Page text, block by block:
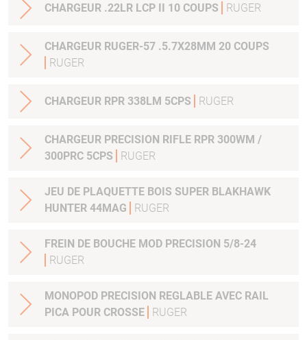
CHARGEUR .22LR LCP II 10 COUPS RUGER
CHARGEUR RUGER-57 .5.7X28MM 20 COUPS
RUGER
CHARGEUR RPR 338LM 5CPS RUGER
CHARGEUR PRECISION RIFLE RPR 300WM /
300PRC 5CPS
RUGER
JEU DE PLAQUETTE BOIS SUPER BLAKHAWK
HUNTER 44MAG
RUGER
FREIN DE BOUCHE MOD PRECISION 5/8-24
RUGER
MONOPOD PRECISION REGLABLE AVEC RAIL
PICA POUR CROSSE
RUGER